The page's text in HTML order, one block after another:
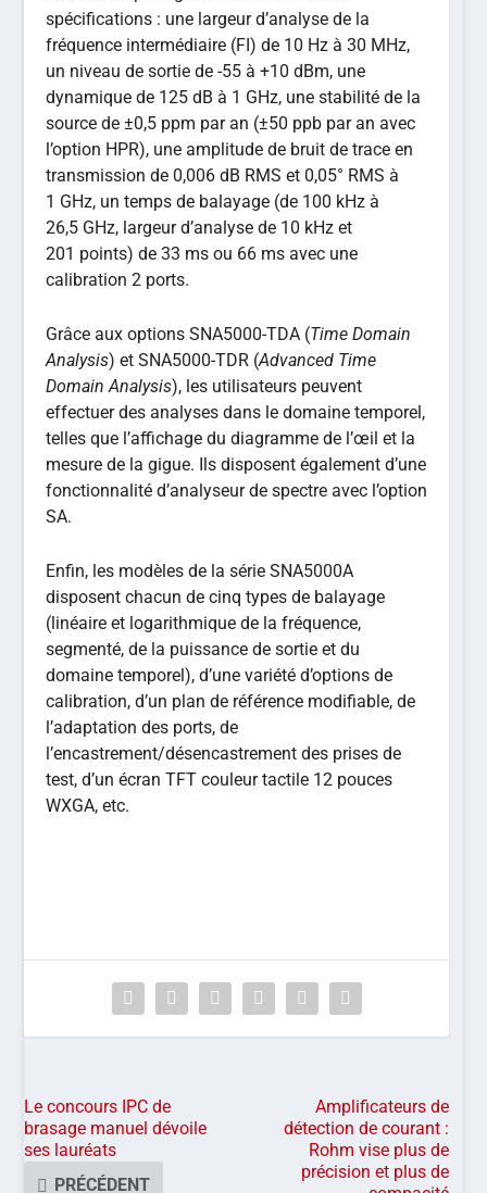
spécifications : une largeur d’analyse de la
fréquence intermédiaire (FI) de 10 Hz à 30 MHz,
un niveau de sortie de -55 à +10 dBm, une
dynamique de 125 dB à 1 GHz, une stabilité de la
source de ±0,5 ppm par an (±50 ppb par an avec
l’option HPR), une amplitude de bruit de trace en
transmission de 0,006 dB RMS et 0,05° RMS à
1 GHz, un temps de balayage (de 100 kHz à
26,5 GHz, largeur d’analyse de 10 kHz et
201 points) de 33 ms ou 66 ms avec une
calibration 2 ports.
Grâce aux options SNA5000-TDA (Time Domain
Analysis) et SNA5000-TDR (Advanced Time
Domain Analysis), les utilisateurs peuvent
effectuer des analyses dans le domaine temporel,
telles que l’affichage du diagramme de l’œil et la
mesure de la gigue. Ils disposent également d’une
fonctionnalité d’analyseur de spectre avec l’option
SA.
Enfin, les modèles de la série SNA5000A
disposent chacun de cinq types de balayage
(linéaire et logarithmique de la fréquence,
segmenté, de la puissance de sortie et du
domaine temporel), d’une variété d’options de
calibration, d’un plan de référence modifiable, de
l’adaptation des ports, de
l’encastrement/désencastrement des prises de
test, d’un écran TFT couleur tactile 12 pouces
WXGA, etc.
Le concours IPC de
brasage manuel dévoile
ses lauréats
PRÉCÉDENT
Amplificateurs de
détection de courant :
Rohm vise plus de
précision et plus de